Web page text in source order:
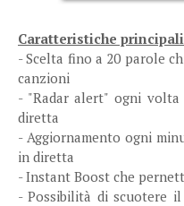
Caratteristiche
- Scelta fino a 20 parole
canzioni
- "Radar alert" ogni
diretta
- Aggiornamento ogni
in diretta
- Instant Boost che
- Possibilità di scuotere